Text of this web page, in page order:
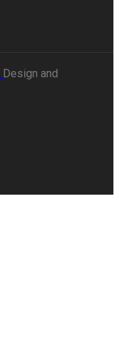
Design and